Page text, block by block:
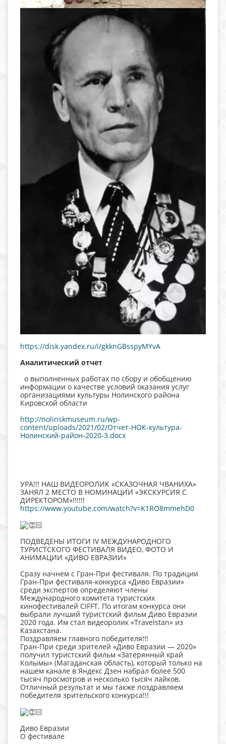
https://disk.yandex.ru/i/gkknGBsspyMYvA
Аналитический отчет
о выполненных работах по сбору и обобщению
информации о качестве условий оказания услуг
организациями культуры Нолинского района
Кировской области
http://nolinskmuseum.ru/wp-
content/uploads/2021/02/Отчет-НОК-культура-
Нолинский-район-2020-3.docx
УРА!!! НАШ ВИДЕОРОЛИК «СКАЗОЧНАЯ ЧВАНИХА»
ЗАНЯЛ 2 МЕСТО В НОМИНАЦИИ «ЭКСКУРСИЯ С
ДИРЕКТОРОМ»!!!!!!
https://www.youtube.com/watch?v=K1RO8mmehD0
ПОДВЕДЕНЫ ИТОГИ IV МЕЖДУНАРОДНОГО
ТУРИСТСКОГО ФЕСТИВАЛЯ ВИДЕО, ФОТО И
АНИМАЦИИ «ДИВО ЕВРАЗИИ»
Сразу начнем с Гран-При фестиваля. По традиции
Гран-При фестиваля-конкурса «Диво Евразии»
среди экспертов определяют члены
Международного комитета туристских
кинофестивалей CIFFT. По итогам конкурса они
выбрали лучший туристский фильм Диво Евразии
2020 года. Им стал видеоролик «Travelstan» из
Казахстана.
Поздравляем главного победителя!!!
Гран-При среди зрителей «Диво Евразии — 2020»
получил туристский фильм «Затерянный край
Колымы» (Магаданская область), который только на
нашем канале в Яндекс Дзен набрал более 500
тысяч просмотров и несколько тысяч лайков.
Отличный результат и мы также поздравляем
победителя зрительского конкурса!!!
Диво Евразии
О фестивале